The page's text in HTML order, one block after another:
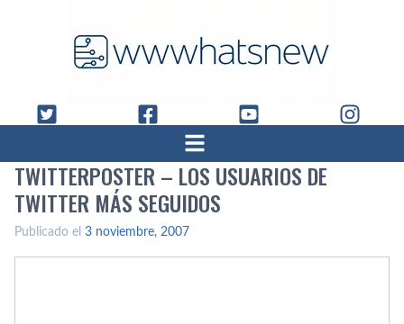
TWITTERPOSTER – LOS USUARIOS DE
TWITTER MÁS SEGUIDOS
Publicado el 3 noviembre, 2007